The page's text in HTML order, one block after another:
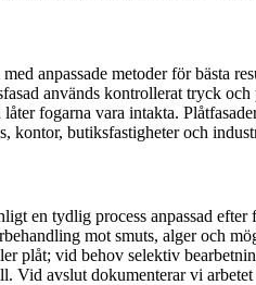
anpassade metoder för bästa
används kontrollerat tryck
fogarna vara intakta.
kontor, butiksfastigheter och
en tydlig process anpassad
mot smuts, alger och
plåt; vid behov selektiv
avslut dokumenterar vi